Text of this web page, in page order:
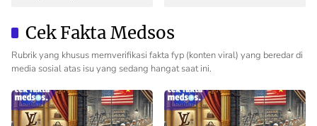
Lambat!
Cek Fakta Medsos
Rubrik yang khusus memverifikasi fakta fyp (konten viral) yang beredar di
media sosial atas isu yang sedang hangat saat ini.